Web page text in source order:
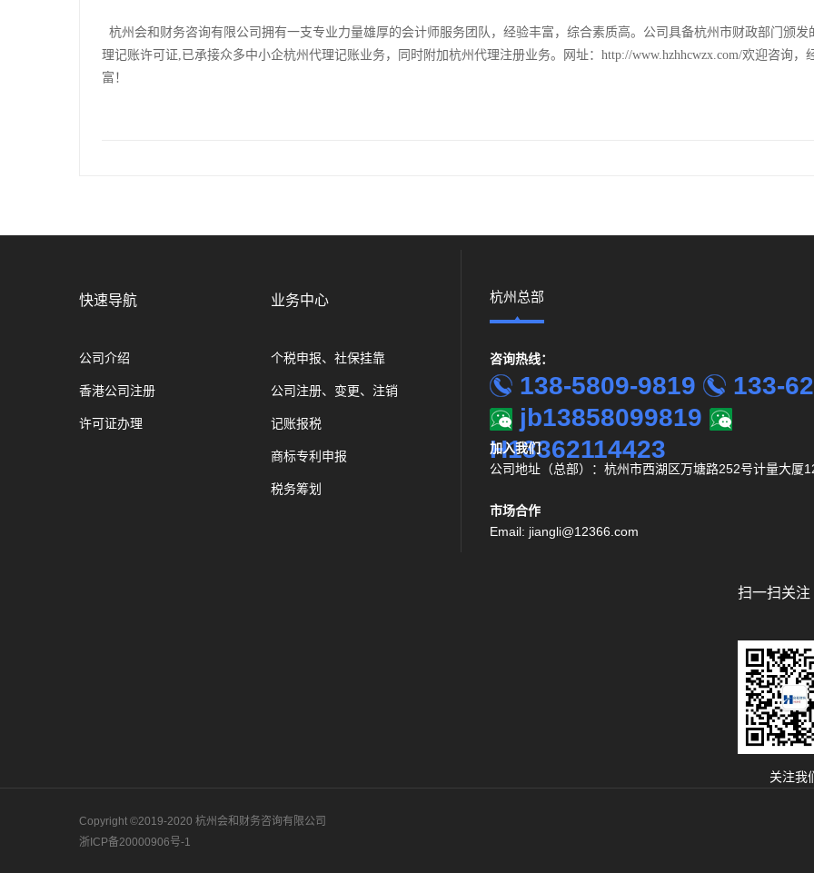
杭州会和财务咨询有限公司拥有一支专业力量雄厚的会计师服务团队，经验丰富，综合素质高。公司具备杭州市财政部门颁发
理记账许可证,已承接众多中小企杭州代理记账业务，同时附加杭州代理注册业务。网址：http://www.hzhhcwzx.com/欢迎咨询，
富！
快速导航
公司介绍
香港公司注册
许可证办理
业务中心
个税申报、社保挂靠
公司注册、变更、注销
记账报税
商标专利申报
税务筹划
杭州总部
咨询热线：
138-5809-9819
133-
jb13858099819
H13362114423
加入我们
公司地址（总部）：杭州市西湖区万塘路252号计量大厦
市场合作
Email: jiangli@12366.com
扫一扫关注
关注我
Copyright ©2019-2020 杭州会和财务咨询有限公司
浙ICP备20000906号-1